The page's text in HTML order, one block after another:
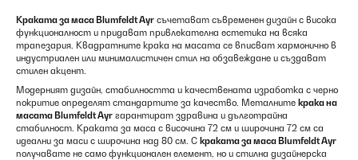
Краката за маса Blumfeldt Ayr съчетават съвременен дизайн с висока
функционалност и придават привлекателна естетика на всяка
трапезария. Квадратните крака на масата се вписват хармонично в
индустриален или минималистичен стил на обзавеждане и създават
стилен акцент.
Модерният дизайн, стабилността и качествената изработка с черно
покритие определят стандартите за качество. Металните крака на
масата Blumfeldt Ayr гарантират здравина и дълготрайна
стабилност. Краката за маса с височина 72 см и широчина 72 см са
идеални за маси с широчина над 80 см. С краката за маса Blumfeldt Ayr
получавате не само функционален елемент, но и стилна дизайнерска